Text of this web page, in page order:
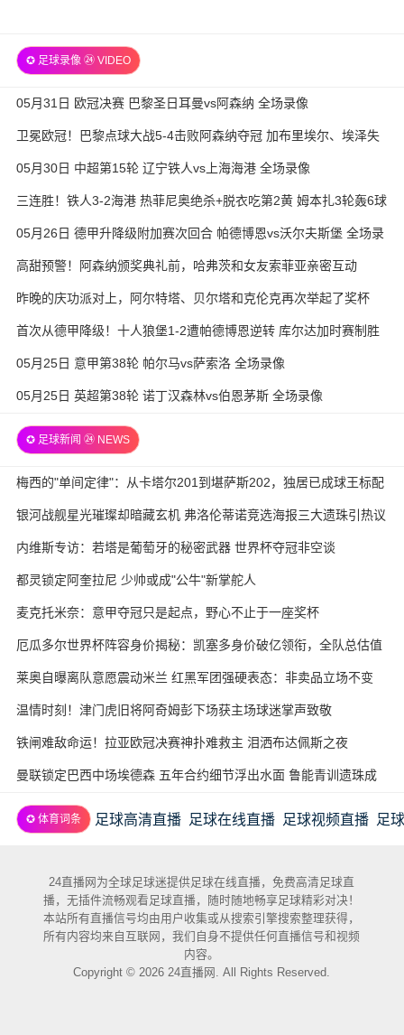
✪ 足球录像 ㉔ VIDEO
05月31日 欧冠决赛 巴黎圣日耳曼vs阿森纳 全场录像
卫冕欧冠！巴黎点球大战5-4击败阿森纳夺冠 加布里埃尔、埃泽失
05月30日 中超第15轮 辽宁铁人vs上海海港 全场录像
三连胜！铁人3-2海港 热菲尼奥绝杀+脱衣吃第2黄 姆本扎3轮轰6球
05月26日 德甲升降级附加赛次回合 帕德博恩vs沃尔夫斯堡 全场录
像
高甜预警！阿森纳颁奖典礼前，哈弗茨和女友索菲亚亲密互动
昨晚的庆功派对上，阿尔特塔、贝尔塔和克伦克再次举起了奖杯
首次从德甲降级！十人狼堡1-2遭帕德博恩逆转 库尔达加时赛制胜
05月25日 意甲第38轮 帕尔马vs萨索洛 全场录像
05月25日 英超第38轮 诺丁汉森林vs伯恩茅斯 全场录像
✪ 足球新闻 ㉔ NEWS
梅西的"单间定律"：从卡塔尔201到堪萨斯202，独居已成球王标配
银河战舰星光璀璨却暗藏玄机 弗洛伦蒂诺竞选海报三大遗珠引热议
内维斯专访：若塔是葡萄牙的秘密武器 世界杯夺冠非空谈
都灵锁定阿奎拉尼 少帅或成"公牛"新掌舵人
麦克托米奈：意甲夺冠只是起点，野心不止于一座奖杯
厄瓜多尔世界杯阵容身价揭秘：凯塞多身价破亿领衔，全队总估值
近3.7亿欧
莱奥自曝离队意愿震动米兰 红黑军团强硬表态：非卖品立场不变
温情时刻！津门虎旧将阿奇姆彭下场获主场球迷掌声致敬
铁闸难敌命运！拉亚欧冠决赛神扑难救主 泪洒布达佩斯之夜
曼联锁定巴西中场埃德森 五年合约细节浮出水面 鲁能青训遗珠成
✪ 体育词条 足球高清直播 足球在线直播 足球视频直播 足
24直播网为全球足球迷提供足球在线直播，免费高清足球直
播，无插件流畅观看足球直播，随时随地畅享足球精彩对决！
本站所有直播信号均由用户收集或从搜索引擎搜索整理获得，
所有内容均来自互联网，我们自身不提供任何直播信号和视频
内容。
Copyright © 2026 24直播网. All Rights Reserved.